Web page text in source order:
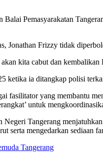
Pemasyarakatan
Jonathan Frizzy tidak
kita cabut dan
ketika ia ditangkap polisi
fasilitator yang membantu
untuk
Tangerang
serta mengedarkan sediaan
Tangerang